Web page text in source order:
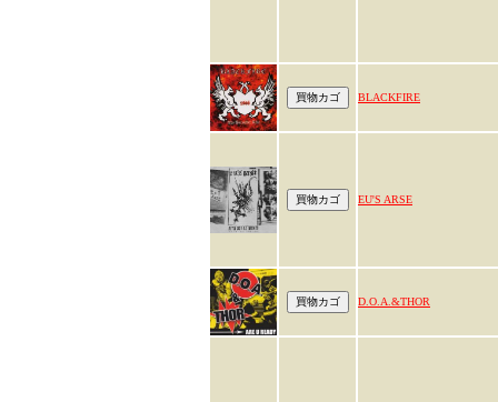
BLACKFIRE
EU'S ARSE
D.O.A.&THOR